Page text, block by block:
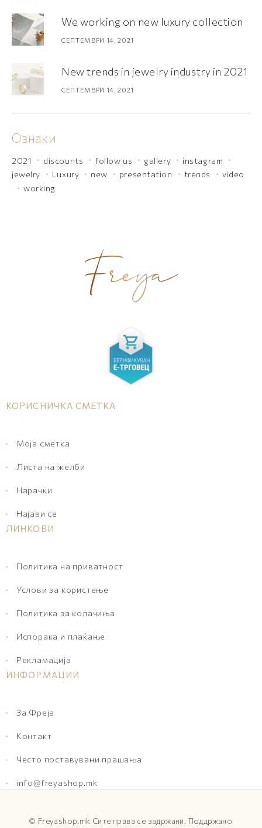
We working on new luxury collection
СЕПТЕМВРИ 14, 2021
New trends in jewelry industry in 2021
СЕПТЕМВРИ 14, 2021
Ознаки
2021 discounts follow us gallery
instagram
jewelry
Luxury new presentation trends
video
working
КОРИСНИЧКА СМЕТКА
Моја сметка
Листа на желби
Нарачки
Најави се
ЛИНКОВИ
Политика на приватност
Услови за користење
Политика за колачиња
Испорака и плаќање
Рекламација
ИНФОРМАЦИИ
За Фреја
Контакт
Често поставувани прашања
info@freyashop.mk
© Freyashop.mk Сите права се задржани. Поддржано